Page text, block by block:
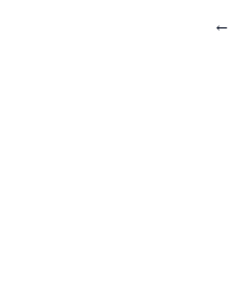
←